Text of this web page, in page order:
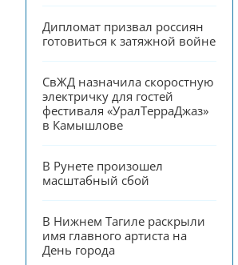
Дипломат призвал россиян
готовиться к затяжной войне
СвЖД назначила скоростную
электричку для гостей
фестиваля «УралТерраДжаз»
в Камышлове
В Рунете произошел
масштабный сбой
В Нижнем Тагиле раскрыли
имя главного артиста на
День города